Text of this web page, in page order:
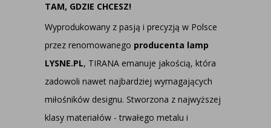
TAM, GDZIE CHCESZ!
Wyprodukowany z pasją i precyzją w Polsce
przez renomowanego producenta lamp
LYSNE.PL, TIRANA emanuje jakością, która
zadowoli nawet najbardziej wymagających
miłośników designu. Stworzona z najwyższej
klasy materiałów - trwałego metalu i